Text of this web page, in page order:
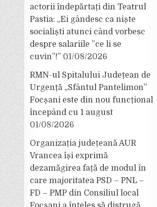
actorii îndepărtați din Teatrul
Pastia: „Ei gândesc ca niște
socialiști atunci când vorbesc
despre salariile ”ce li se
cuvin”!” 01/08/2026
RMN-ul Spitalului Județean de
Urgență „Sfântul Pantelimon”
Focșani este din nou funcțional
începând cu 1 august
01/08/2026
Organizația județeană AUR
Vrancea își exprimă
dezamăgirea față de modul în
care majoritatea PSD – PNL –
FD – PMP din Consiliul local